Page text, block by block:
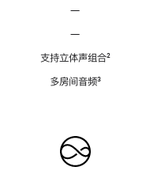
—
—
支持立体声组合脚
²
多房间音频脚
³